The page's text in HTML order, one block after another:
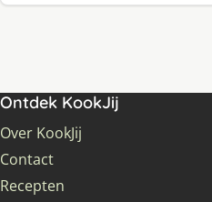
Ontdek KookJij
Over KookJij
Contact
Recepten